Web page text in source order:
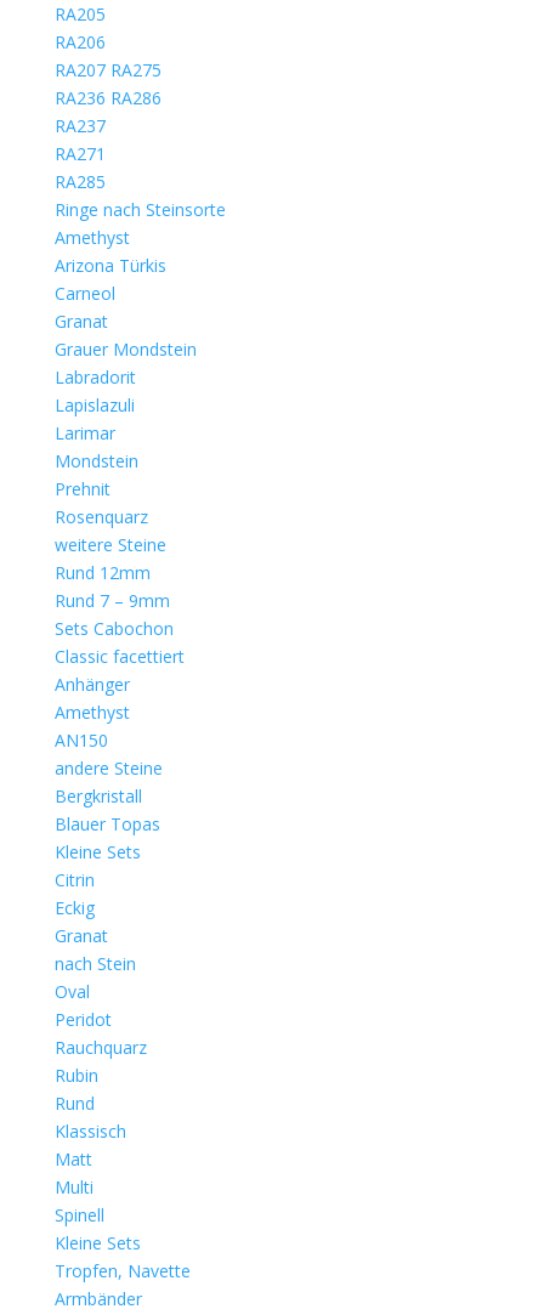
RA205
RA206
RA207 RA275
RA236 RA286
RA237
RA271
RA285
Ringe nach Steinsorte
Amethyst
Arizona Türkis
Carneol
Granat
Grauer Mondstein
Labradorit
Lapislazuli
Larimar
Mondstein
Prehnit
Rosenquarz
weitere Steine
Rund 12mm
Rund 7 – 9mm
Sets Cabochon
Classic facettiert
Anhänger
Amethyst
AN150
andere Steine
Bergkristall
Blauer Topas
Kleine Sets
Citrin
Eckig
Granat
nach Stein
Oval
Peridot
Rauchquarz
Rubin
Rund
Klassisch
Matt
Multi
Spinell
Kleine Sets
Tropfen, Navette
Armbänder